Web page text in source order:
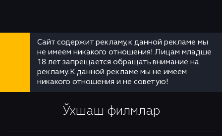
Сайт содержит рекламу, к данной рекламе мы
не имеем никакого отношения! Лицам младше
18 лет запрещается обращать внимание на
рекламу. К данной рекламе мы не имеем
никакого отношения и не советую!
Ўхшаш филмлар